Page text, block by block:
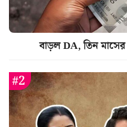
বাড়ল DA, তিন মাসের